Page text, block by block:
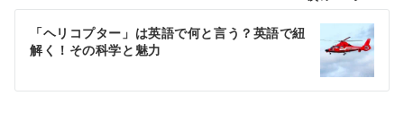
ン
「ヘリコプター」は英語で何と言う？英語で紐
解く！その科学と魅力